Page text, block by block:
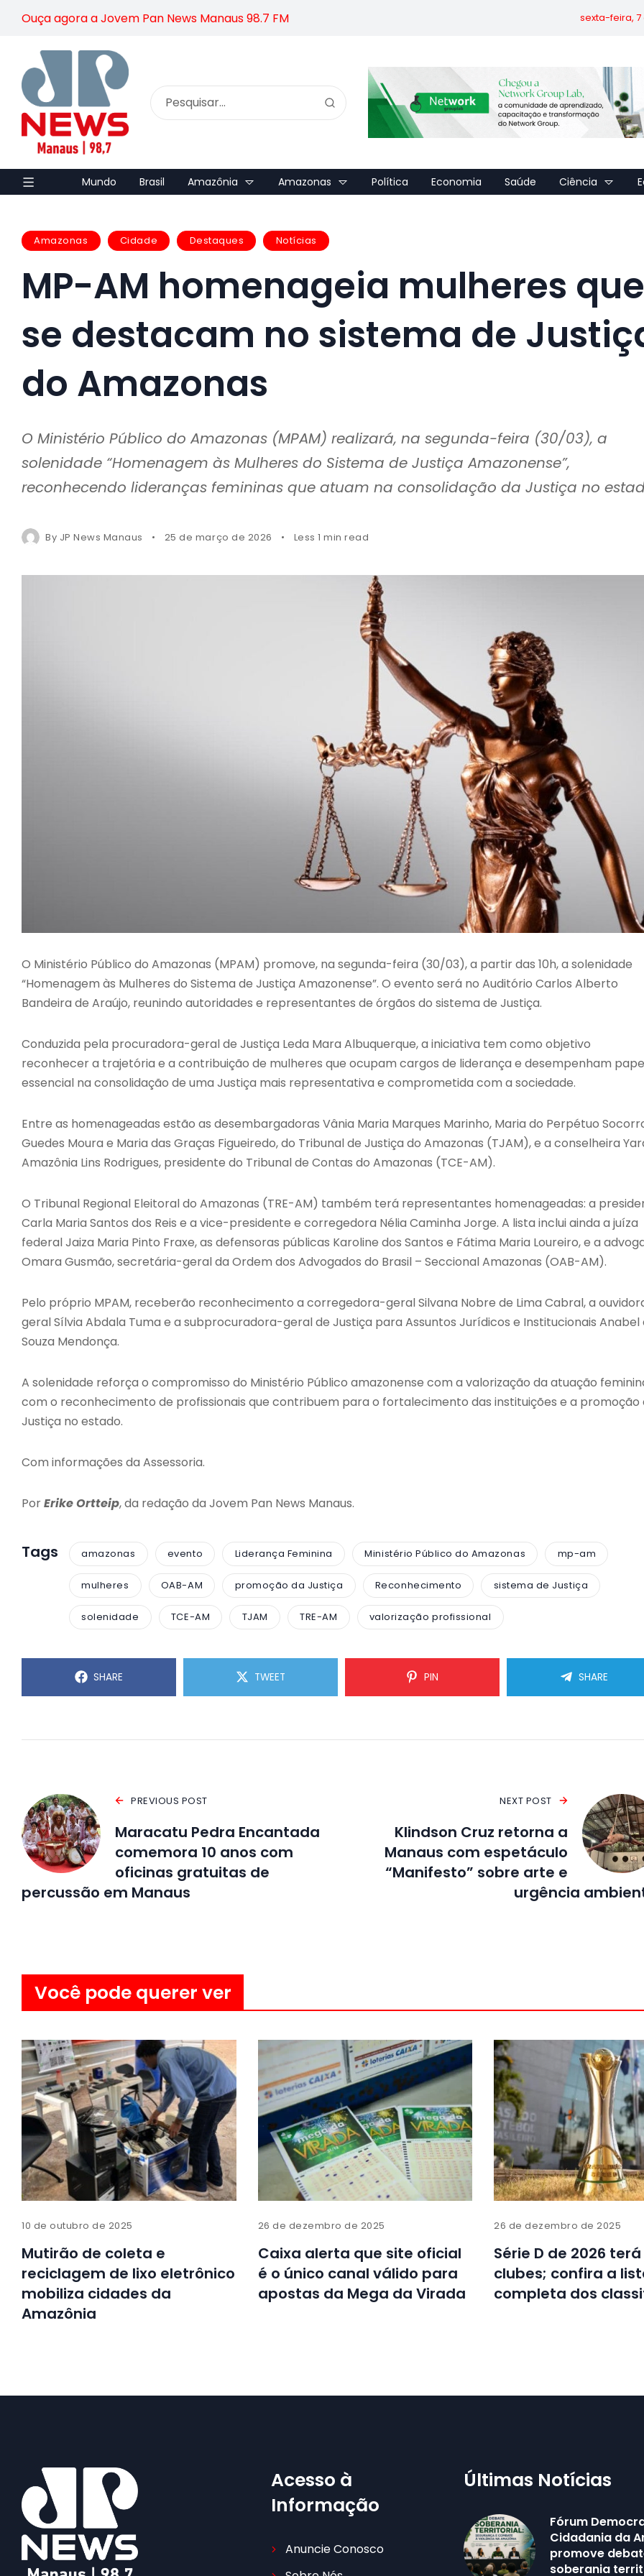
Ouça agora a Jovem Pan News Manaus 98.7 FM sexta-feira, 7
Mundo Brasil Amazônia Amazonas Política Economia Saúde Ciência
Amazonas Cidade Destaques Notícias
MP-AM homenageia mulheres que
se destacam no sistema de
do Amazonas
O Ministério Público do Amazonas (MPAM) realizará, na segunda-feira (30/03), a
solenidade “Homenagem às Mulheres do Sistema de Justiça Amazonense”,
reconhecendo lideranças femininas que atuam na consolidação da Justiça no
By JP News Manaus 25 de março de 2026 Less 1 min read
O Ministério Público do Amazonas (MPAM) promove, na segunda-feira (30/03), a partir das 10h, a solenidade
“Homenagem às Mulheres do Sistema de Justiça Amazonense”. O evento será no Auditório Carlos Alberto
Bandeira de Araújo, reunindo autoridades e representantes de órgãos do sistema de Justiça.
Conduzida pela procuradora-geral de Justiça Leda Mara Albuquerque, a iniciativa tem como objetivo
reconhecer a trajetória e a contribuição de mulheres que ocupam cargos de liderança e desempenham
essencial na consolidação de uma Justiça mais representativa e comprometida com a sociedade.
Entre as homenageadas estão as desembargadoras Vânia Maria Marques Marinho, Maria do Perpétuo
Guedes Moura e Maria das Graças Figueiredo, do Tribunal de Justiça do Amazonas (TJAM), e a conselheira
Amazônia Lins Rodrigues, presidente do Tribunal de Contas do Amazonas (TCE-AM).
O Tribunal Regional Eleitoral do Amazonas (TRE-AM) também terá representantes homenageadas: a
Carla Maria Santos dos Reis e a vice-presidente e corregedora Nélia Caminha Jorge. A lista inclui ainda a juíza
federal Jaiza Maria Pinto Fraxe, as defensoras públicas Karoline dos Santos e Fátima Maria Loureiro, e a
Omara Gusmão, secretária-geral da Ordem dos Advogados do Brasil – Seccional Amazonas (OAB-AM).
Pelo próprio MPAM, receberão reconhecimento a corregedora-geral Silvana Nobre de Lima Cabral, a
geral Sílvia Abdala Tuma e a subprocuradora-geral de Justiça para Assuntos Jurídicos e Institucionais Anabel
Souza Mendonça.
A solenidade reforça o compromisso do Ministério Público amazonense com a valorização da atuação
com o reconhecimento de profissionais que contribuem para o fortalecimento das instituições e a promoção
Justiça no estado.
Com informações da Assessoria.
PorErike Ortteip, da redação da Jovem Pan News Manaus.
Tags amazonas evento Liderança Feminina Ministério Público do Amazonas mp-am
mulheres OAB-AM promoção da Justiça Reconhecimento sistema de Justiça
solenidade TCE-AM TJAM TRE-AM valorização profissional
SHARE TWEET PIN SHARE
PREVIOUS POST
Maracatu Pedra Encantada
comemora 10 anos com
oficinas gratuitas de
percussão em Manaus
NEXT POST
Klindson Cruz retorna a
Manaus com espetáculo
“Manifesto” sobre arte e
urgência
Você pode querer ver
10 de outubro de 2025
Mutirão de coleta e
reciclagem de lixo eletrônico
mobiliza cidades da
Amazônia
26 de dezembro de 2025
Caixa alerta que site oficial
é o único canal válido para
apostas da Mega da Virada
26 de dezembro de 2025
Série D de 2026 terá
clubes; confira a
completa dos
Acesso à
Informação
Anuncie Conosco
Últimas Notícias
Fórum
Cidadania da
promove
soberania